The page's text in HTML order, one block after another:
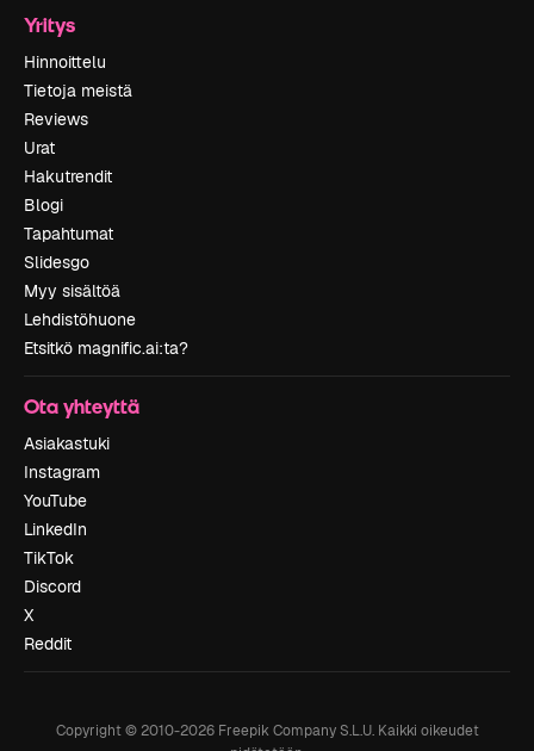
Yritys
Hinnoittelu
Tietoja meistä
Reviews
Urat
Hakutrendit
Blogi
Tapahtumat
Slidesgo
Myy sisältöä
Lehdistöhuone
Etsitkö magnific.ai:ta?
Ota yhteyttä
Asiakastuki
Instagram
YouTube
LinkedIn
TikTok
Discord
X
Reddit
Copyright © 2010-2026Freepik Company S.L.U. Kaikki oikeudet